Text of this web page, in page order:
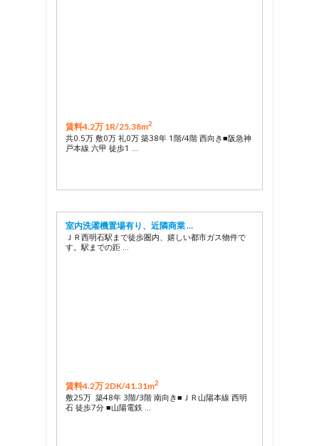
賃料4.2万 1R/25.38m2
共0.5万 敷0万 礼0万 築38年 1階/4階 西向き■阪急神
戸本線 六甲 徒歩1 …
室内洗濯機置場有り、近隣商業 …
ＪＲ西明石駅まで徒歩圏内、嬉しい都市ガス物件で
す。駅までの距 …
賃料4.2万 2DK/41.31m2
敷25万 築48年 3階/3階 南向き■ＪＲ山陽本線 西明
石 徒歩7分 ■山陽電鉄 …